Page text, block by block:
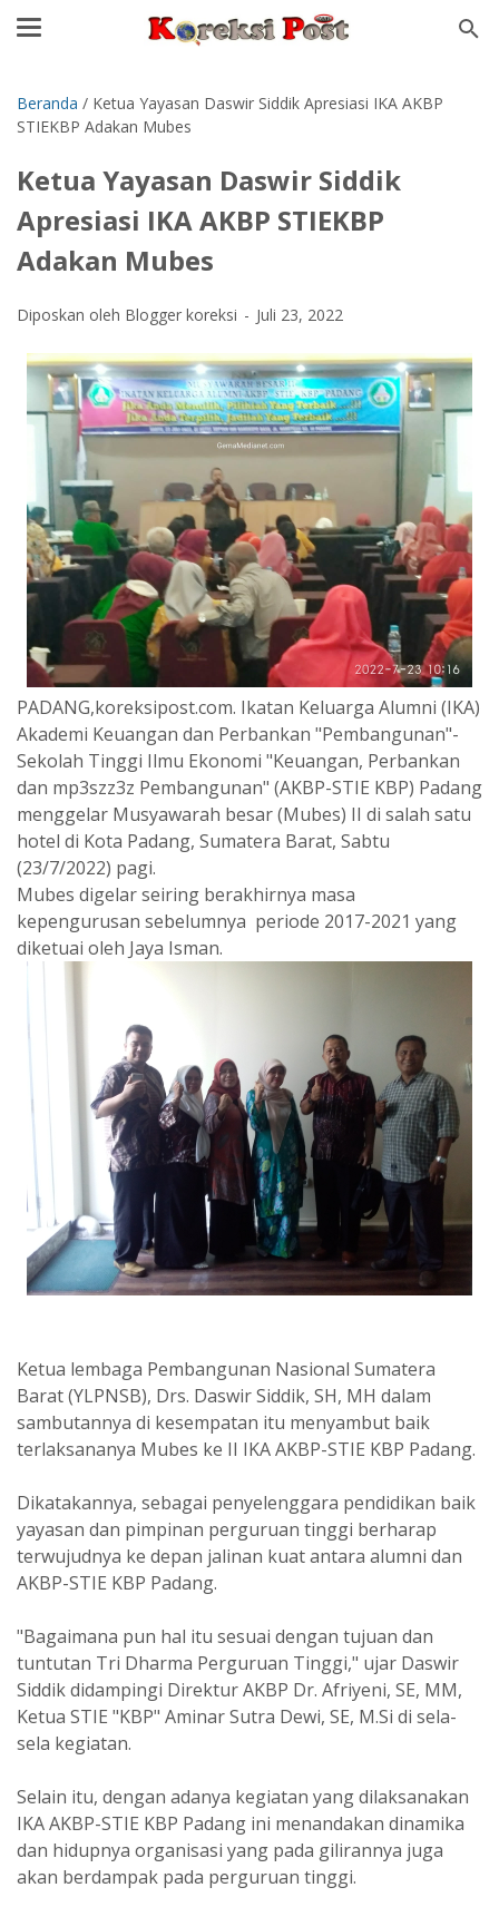
Beranda / Ketua Yayasan Daswir Siddik Apresiasi IKA AKBP
STIEKBP Adakan Mubes
Ketua Yayasan Daswir Siddik
Apresiasi IKA AKBP STIEKBP
Adakan Mubes
Diposkan oleh Blogger koreksi Juli 23, 2022
PADANG,koreksipost.com. Ikatan Keluarga Alumni (IKA)
Akademi Keuangan dan Perbankan "Pembangunan"-
Sekolah Tinggi Ilmu Ekonomi "Keuangan, Perbankan
dan mp3szz3z Pembangunan" (AKBP-STIE KBP) Padang
menggelar Musyawarah besar (Mubes) II di salah satu
hotel di Kota Padang, Sumatera Barat, Sabtu
(23/7/2022) pagi.
Mubes digelar seiring berakhirnya masa
kepengurusan sebelumnya periode 2017-2021 yang
diketuai oleh Jaya Isman.
Ketua lembaga Pembangunan Nasional Sumatera
Barat (YLPNSB), Drs. Daswir Siddik, SH, MH dalam
sambutannya di kesempatan itu menyambut baik
terlaksananya Mubes ke II IKA AKBP-STIE KBP Padang.
Dikatakannya, sebagai penyelenggara pendidikan baik
yayasan dan pimpinan perguruan tinggi berharap
terwujudnya ke depan jalinan kuat antara alumni dan
AKBP-STIE KBP Padang.
"Bagaimana pun hal itu sesuai dengan tujuan dan
tuntutan Tri Dharma Perguruan Tinggi," ujar Daswir
Siddik didampingi Direktur AKBP Dr. Afriyeni, SE, MM,
Ketua STIE "KBP" Aminar Sutra Dewi, SE, M.Si di sela-
sela kegiatan.
Selain itu, dengan adanya kegiatan yang dilaksanakan
IKA AKBP-STIE KBP Padang ini menandakan dinamika
dan hidupnya organisasi yang pada gilirannya juga
akan berdampak pada perguruan tinggi.